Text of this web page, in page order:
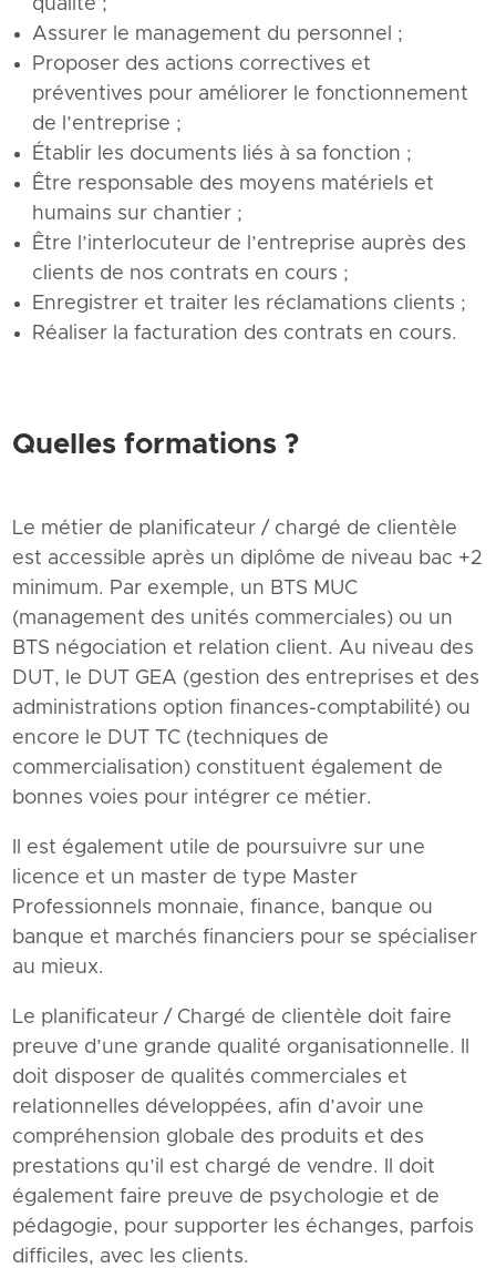
qualité ;
Assurer le management du personnel ;
Proposer des actions correctives et
préventives pour améliorer le fonctionnement
de l’entreprise ;
Établir les documents liés à sa fonction ;
Être responsable des moyens matériels et
humains sur chantier ;
Être l’interlocuteur de l’entreprise auprès des
clients de nos contrats en cours ;
Enregistrer et traiter les réclamations clients ;
Réaliser la facturation des contrats en cours.
Quelles formations ?
Le métier de planificateur / chargé de clientèle
est accessible après un diplôme de niveau bac +2
minimum. Par exemple, un BTS MUC
(management des unités commerciales) ou un
BTS négociation et relation client. Au niveau des
DUT, le DUT GEA (gestion des entreprises et des
administrations option finances-comptabilité) ou
encore le DUT TC (techniques de
commercialisation) constituent également de
bonnes voies pour intégrer ce métier.
Il est également utile de poursuivre sur une
licence et un master de type Master
Professionnels monnaie, finance, banque ou
banque et marchés financiers pour se spécialiser
au mieux.
Le planificateur / Chargé de clientèle doit faire
preuve d’une grande qualité organisationnelle. Il
doit disposer de qualités commerciales et
relationnelles développées, afin d’avoir une
compréhension globale des produits et des
prestations qu’il est chargé de vendre. Il doit
également faire preuve de psychologie et de
pédagogie, pour supporter les échanges, parfois
difficiles, avec les clients.